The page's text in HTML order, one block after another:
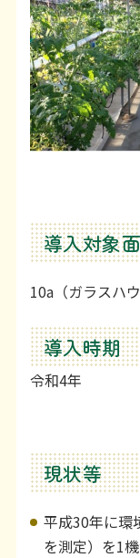
利用上の
お問い合
導入対象
10a（ガラスハウ
導入時期
令和4年
現状等
平成30年に環
を測定）を1